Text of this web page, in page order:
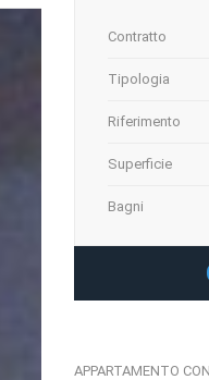
Contratto
Tipologia
Riferimento
Superficie
Bagni
APPARTAMENTO